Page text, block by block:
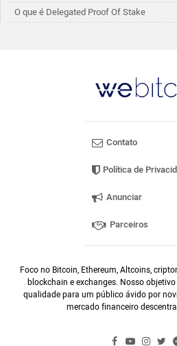
O que é Delegated Proof Of Stake
Contato
Política de
Anunciar
Parceiros
Foco no Bitcoin, Ethereum, Altcoins,
blockchain e exchanges. Nosso
qualidade para um público ávido por
mercado financeiro